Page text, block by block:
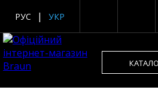
РУС УКР